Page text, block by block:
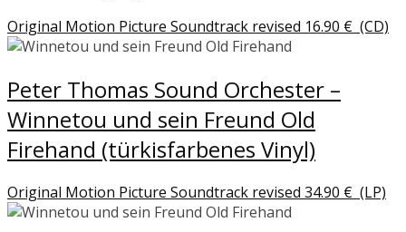
Original Motion Picture Soundtrack revised 16.90 € (CD)
Peter Thomas Sound Orchester –
Winnetou und sein Freund Old
Firehand (türkisfarbenes Vinyl)
Original Motion Picture Soundtrack revised 34.90 € (LP)